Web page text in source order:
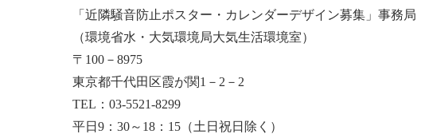
「近隣騒音防止ポスター・カレンダーデザイン募集」事務局
（環境省水・大気環境局大気生活環境室）
〒100－8975
東京都千代田区霞が関1－2－2
TEL：03-5521-8299
平日9：30～18：15（土日祝日除く）